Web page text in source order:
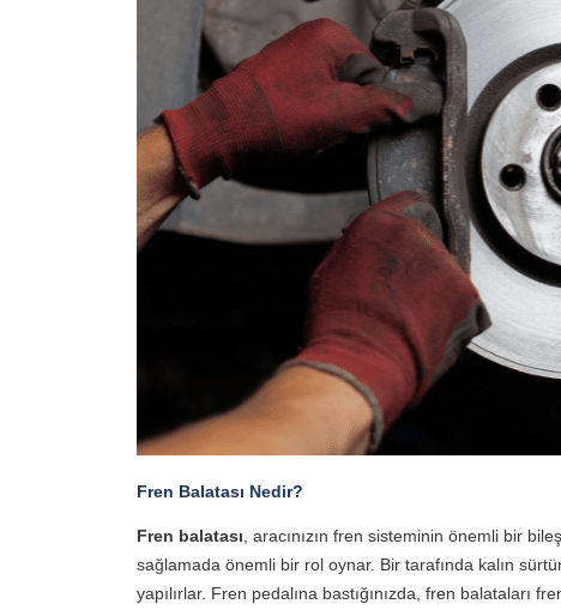
Fren Balatası Nedir?
Fren balatası , aracınızın fren sisteminin önemli bir
sağlamada önemli bir rol oynar. Bir tarafında kalın
yapılırlar. Fren pedalına bastığınızda, fren balataları